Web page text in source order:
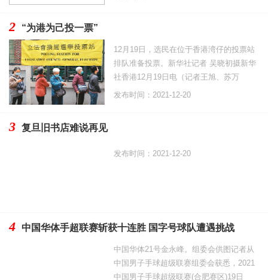
2 “为港为己投一票”
12月19日，选民在位于香港湾仔的投票站
排队准备投票。新华社记者 吴晓初摄新华
社香港12月19日电（记者王旭、苏万
发布时间：2021-12-20
3 复旦旧书店难说再见
发布时间：2021-12-20
4 中国华体手超联赛斩获十连胜 国字号球队遭遇挑战
中国华体21号金永峰。组委会供图记者从
中国男子手球超级联赛组委会获悉，2021
中国男子手球超级联赛(合肥赛区)19日